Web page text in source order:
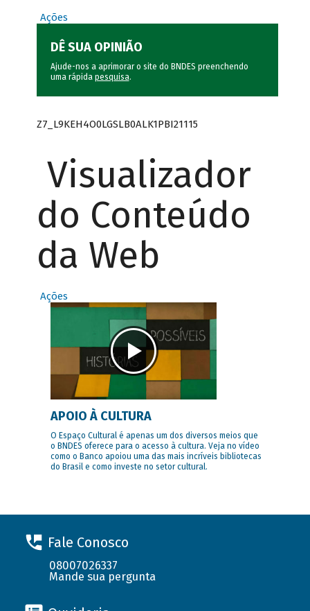
Ações
DÊ SUA OPINIÃO
Ajude-nos a aprimorar o site do BNDES preenchendo
uma rápida pesquisa.
Z7_L9KEH4O0LGSLB0ALK1PBI21115
Visualizador
do Conteúdo
da Web
Ações
APOIO À CULTURA
O Espaço Cultural é apenas um dos diversos meios que
o BNDES oferece para o acesso à cultura. Veja no vídeo
como o Banco apoiou uma das mais incríveis bibliotecas
do Brasil e como investe no setor cultural.
Fale Conosco
08007026337
Mande sua pergunta